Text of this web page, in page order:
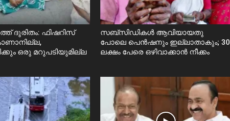
ദുരിതം: ഫിഷറിസ്‌
ഒരു മറുപടിയുമില്ല
സബ്സിഡികൾ ആവിയായതു
പോലെ പെൻഷനും ഇല്ലാതാകും; 30
ലക്ഷം പേരെ ഒഴിവാക്കാൻ നീക്കം